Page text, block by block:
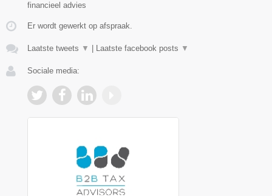
financieel advies
Er wordt gewerkt op afspraak.
Laatste tweets ▼ Laatste facebook posts ▼
Sociale media: